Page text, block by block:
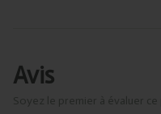
Avis